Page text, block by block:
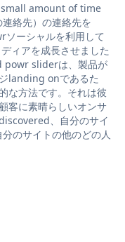
small amount of time
絡先）の連絡先を
ーシャルを利用して
ィアを成長させました
powr sliderは、製品が
landing onであるた
な方法です。それは彼
客に素晴らしいオンサ
、自分のサイ
のサイトの他のどの人